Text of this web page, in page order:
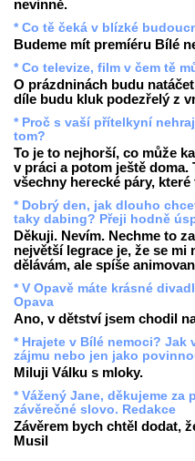
nevinně.
* Co tě čeká v blízké
Budeme mít premíéru Bílé
* Co televize, film v čem tě
O prázdninách budu
díle budu kluk podezřelý z
* Proč s vaší přítelkyní
tom?
To je to nejhorší, co může
v práci a potom ještě
všechny herecké páry,
* Dobrý den, jak dlouho
taky dabing? Přeji hodně
Děkuji. Nevím. Nechme to
největší legrace je, že se
dělávám, ale spíše
* V Opavě máte krásné
Opava
Ano, v dětství jsem chodil
* Hrajete v Bílé nemoci? Jak
zájmu nebo jen jako
Miluji Válku s mloky.
* Vážený Jane, děkujeme za
závěrečné slovo. Redakce
Závěrem bych chtěl dodat,
Musil